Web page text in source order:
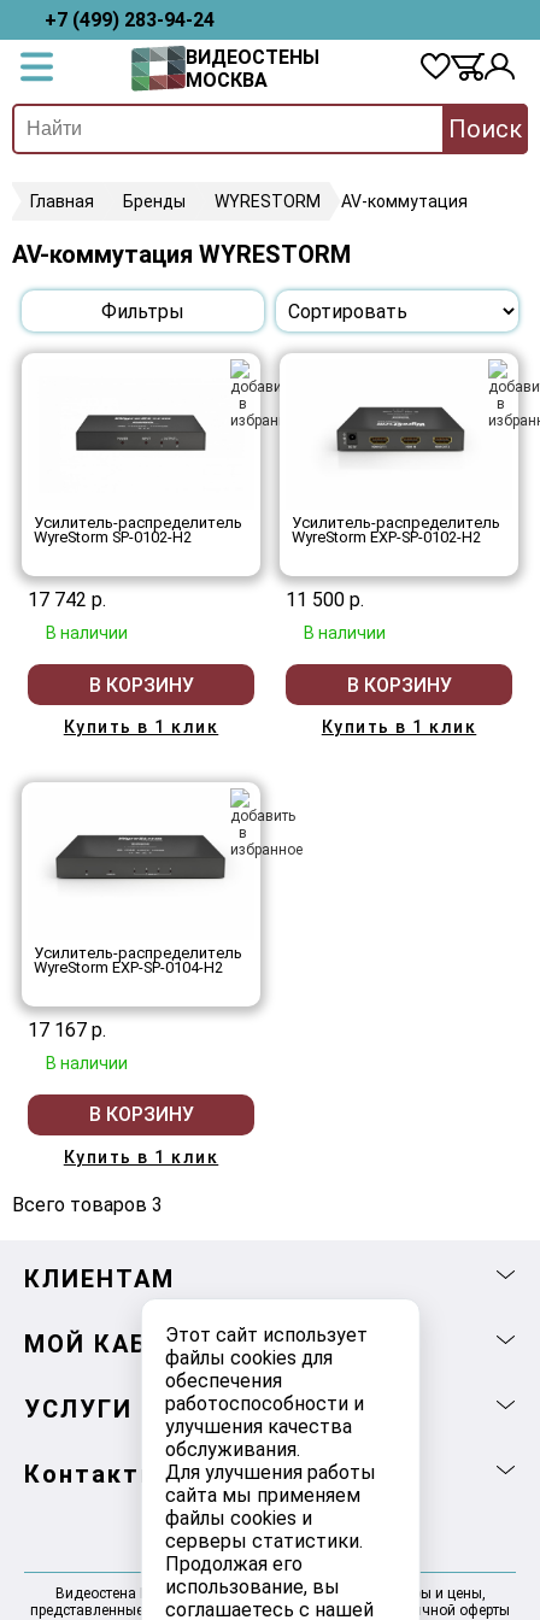
Этот сайт использует
файлы cookies для
обеспечения
работоспособности и
улучшения качества
обслуживания.
Для улучшения работы
сайта мы применяем
файлы cookies и
серверы статистики.
Продолжая его
использование, вы
соглашаетесь с нашей
+7 (499) 283-94-24
ВИДЕОСТЕНЫ
МОСКВА
Поиск
Главная Бренды WYRESTORM AV-коммутация
AV-коммутация WYRESTORM
Фильтры
Усилитель-распределитель
WyreStorm SP-0102-H2
17 742 р.
В наличии
В КОРЗИНУ
Купить в 1 клик
Усилитель-распределитель
WyreStorm EXP-SP-0102-H2
11 500 р.
В наличии
В КОРЗИНУ
Купить в 1 клик
Усилитель-распределитель
WyreStorm EXP-SP-0104-H2
17 167 р.
В наличии
В КОРЗИНУ
Купить в 1 клик
Всего товаров 3
КЛИЕНТАМ
МОЙ КАБИНЕТ
УСЛУГИ
Контакты
Видеостена Москва 2025-2026 © Информация, товары и цены,
представленные на сайте, не являются договором публичной оферты